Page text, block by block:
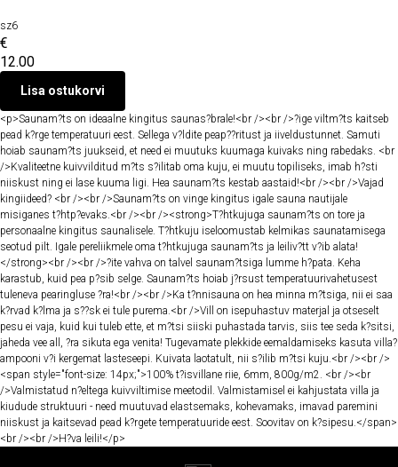
sz6
€
12.00
Lisa ostukorvi
<p>Saunam?ts on ideaalne kingitus saunas?brale!<br /><br />?ige viltm?ts kaitseb
pead k?rge temperatuuri eest. Sellega v?ldite peap??ritust ja iiveldustunnet. Samuti
hoiab saunam?ts juukseid, et need ei muutuks kuumaga kuivaks ning rabedaks. <br
/>Kvaliteetne kuivvilditud m?ts s?ilitab oma kuju, ei muutu topiliseks, imab h?sti
niiskust ning ei lase kuuma ligi. Hea saunam?ts kestab aastaid!<br /><br />Vajad
kingiideed? <br /><br />Saunam?ts on vinge kingitus igale sauna nautijale
misiganes t?htp?evaks.<br /><br /><strong>T?htkujuga saunam?ts on tore ja
personaalne kingitus saunalisele. T?htkuju iseloomustab kelmikas saunatamisega
seotud pilt. Igale pereliikmele oma t?htkujuga saunam?ts ja leiliv?tt v?ib alata!
</strong><br /><br />?ite vahva on talvel saunam?tsiga lumme h?pata. Keha
karastub, kuid pea p?sib selge. Saunam?ts hoiab j?rsust temperatuurivahetusest
tuleneva pearingluse ?ra!<br /><br />Ka t?nnisauna on hea minna m?tsiga, nii ei saa
k?rvad k?lma ja s??sk ei tule purema.<br />Vill on isepuhastuv materjal ja otseselt
pesu ei vaja, kuid kui tuleb ette, et m?tsi siiski puhastada tarvis, siis tee seda k?sitsi,
jaheda vee all, ?ra sikuta ega venita! Tugevamate plekkide eemaldamiseks kasuta villa?
ampooni v?i kergemat lasteseepi. Kuivata laotatult, nii s?ilib m?tsi kuju.<br /><br />
<span style="font-size: 14px;">100% t?isvillane riie, 6mm, 800g/m2. <br /><br
/>Valmistatud n?eltega kuivviltimise meetodil. Valmistamisel ei kahjustata villa ja
kiudude struktuuri - need muutuvad elastsemaks, kohevamaks, imavad paremini
niiskust ja kaitsevad pead k?rgete temperatuuride eest. Soovitav on k?sipesu.</span>
<br /><br />H?va leili!</p>